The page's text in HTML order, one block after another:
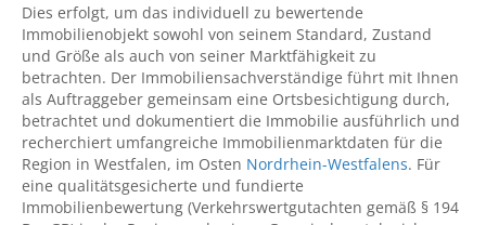
Dies erfolgt, um das individuell zu bewertende
Immobilienobjekt sowohl von seinem Standard, Zustand
und Größe als auch von seiner Marktfähigkeit zu
betrachten. Der Immobiliensachverständige führt mit Ihnen
als Auftraggeber gemeinsam eine Ortsbesichtigung durch,
betrachtet und dokumentiert die Immobilie ausführlich und
recherchiert umfangreiche Immobilienmarktdaten für die
Region in Westfalen, im Osten Nordrhein-Westfalens. Für
eine qualitätsgesicherte und fundierte
Immobilienbewertung (Verkehrswertgutachten gemäß § 194